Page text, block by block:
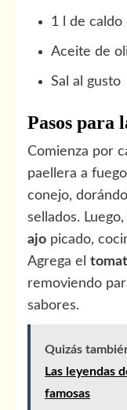
1 l de caldo
Aceite de
Sal al gusto
Pasos para
Comienza por
paellera a
conejo,
sellados.
ajo picado,
Agrega el
removiendo
sabores.
Quizás
Las leyendas
famosas